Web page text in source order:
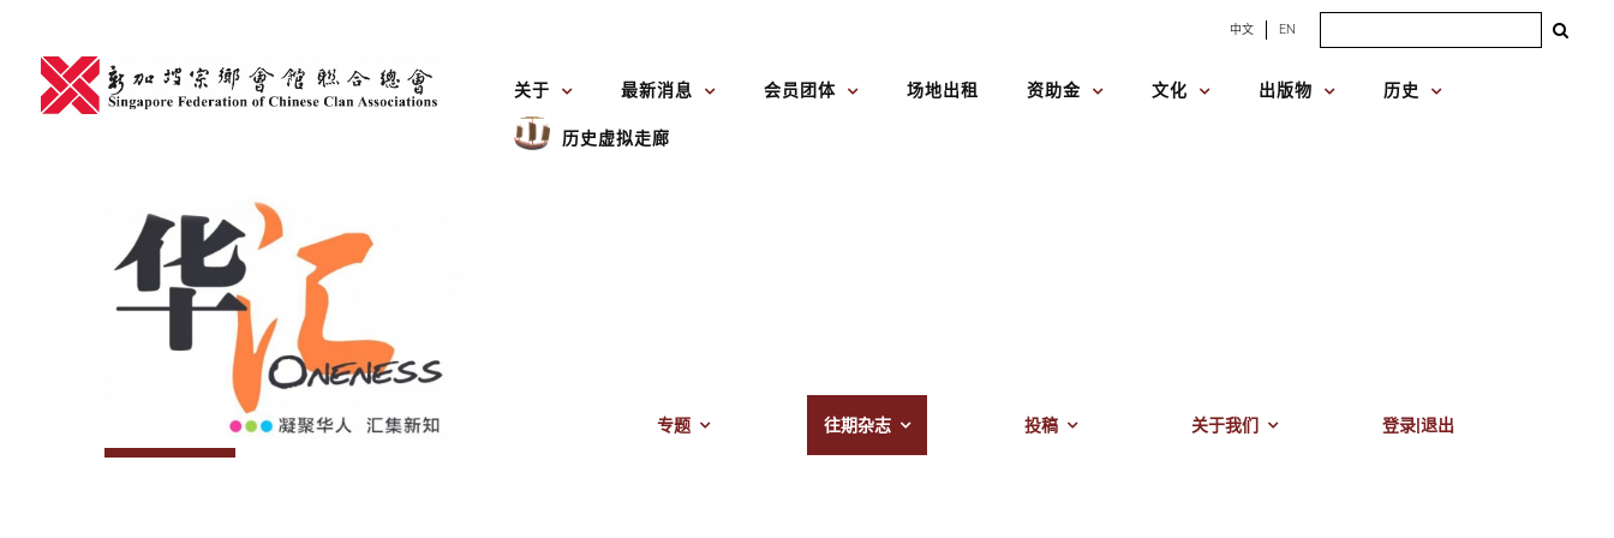
content
中文 EN
关于
最新消息 会员团体 场地出租 资助金 文化 出版物 历史
历史虚拟走廊
专题 往期杂志 投稿 关于我们 登录|退出